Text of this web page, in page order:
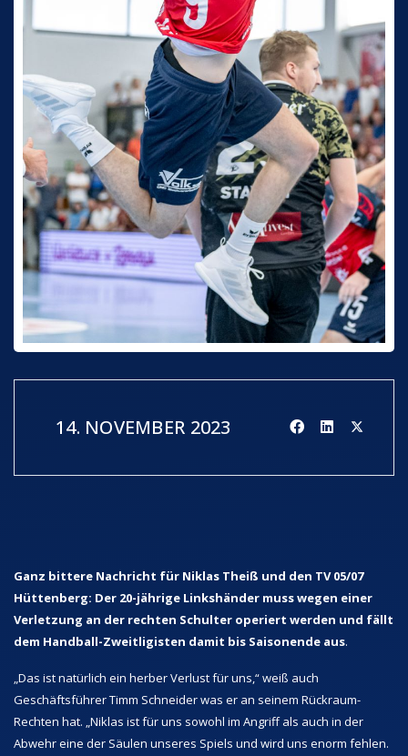
14. NOVEMBER 2023
Ganz bittere Nachricht für Niklas Theiß und den TV 05/07
Hüttenberg: Der 20-jährige Linkshänder muss wegen einer
Verletzung an der rechten Schulter operiert werden und fällt
dem Handball-Zweitligisten damit bis Saisonende aus.
„Das ist natürlich ein herber Verlust für uns,“ weiß auch
Geschäftsführer Timm Schneider was er an seinem Rückraum-
Rechten hat. „Niklas ist für uns sowohl im Angriff als auch in der
Abwehr eine der Säulen unseres Spiels und wird uns enorm fehlen.